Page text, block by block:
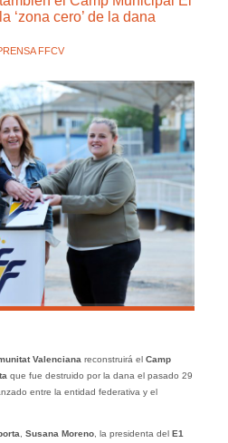
‘zona cero’ de la dana
FFCV
Valenciana reconstruirá el Camp
que fue destruido por la dana el pasado 29
entre la entidad federativa y el
Susana Moreno, la presidenta del E1